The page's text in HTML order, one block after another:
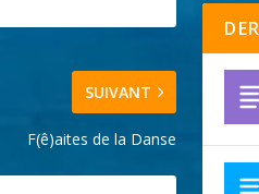
SUIVANT
F(ê)aites de la Danse